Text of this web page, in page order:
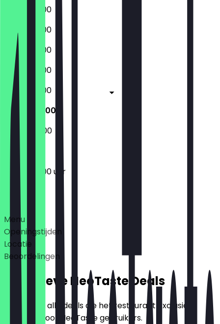
06:00 - 19:00
06:00 - 19:00
06:00 - 19:00
06:00 - 19:00
06:00 - 19:00
06:00 - 19:00
06:00 - 15:00
06:00 - 19:00 uur
Deals
Menu
Openingstijden
Locatie
Beoordelingen
Exclusieve NeoTaste Deals
Hier vind je alle deals die het restaurant exclusief
aanbiedt voor NeoTaste gebruikers.